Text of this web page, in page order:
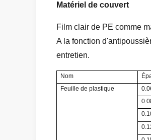
Matériel de couvert
Film clair de PE comme
A la fonction
entretien.
Nom
Feuille de plastique